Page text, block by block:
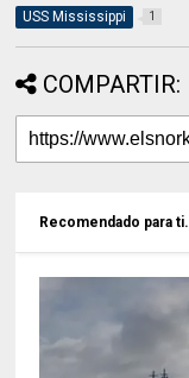
USS Mississippi 1
COMPARTIR:
Recomendado para ti.